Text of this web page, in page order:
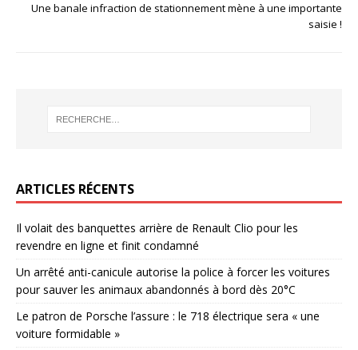
Une banale infraction de stationnement mène à une importante
saisie !
ARTICLES RÉCENTS
Il volait des banquettes arrière de Renault Clio pour les
revendre en ligne et finit condamné
Un arrêté anti-canicule autorise la police à forcer les voitures
pour sauver les animaux abandonnés à bord dès 20°C
Le patron de Porsche l’assure : le 718 électrique sera « une
voiture formidable »